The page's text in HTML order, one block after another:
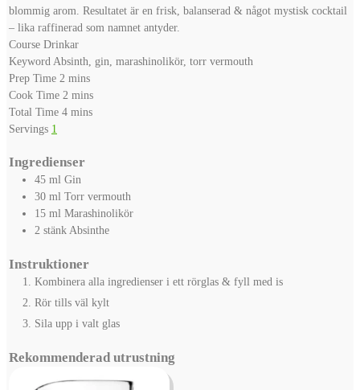
blommig arom. Resultatet är en frisk, balanserad & något mystisk cocktail
– lika raffinerad som namnet antyder.
Course Drinkar
Keyword Absinth, gin, marashinolikör, torr vermouth
Prep Time 2 minutes
mins
Cook Time 2 minutes
mins
Total Time 4minutes
mins
Servings 1
Ingredienser
45 ml Gin
30 ml Torr vermouth
15 ml Marashinolikör
2 stänkAbsinthe
Instruktioner
Kombinera alla ingredienser i ett rörglas & fyll med is
Rör tills väl kylt
Sila upp i valt glas
Rekommenderad utrustning